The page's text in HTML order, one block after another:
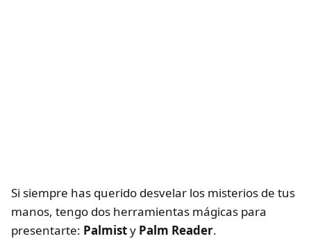
Si siempre has querido desvelar los misterios de tus
manos, tengo dos herramientas mágicas para
presentarte: Palmisty Palm Reader.